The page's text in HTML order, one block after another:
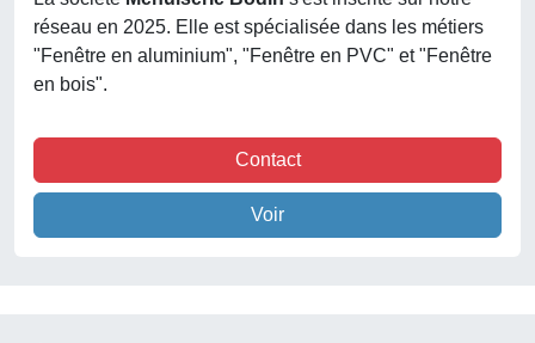
réseau en 2025. Elle est spécialisée dans les métiers
"Fenêtre en aluminium", "Fenêtre en PVC" et "Fenêtre
en bois".
Contact
Voir